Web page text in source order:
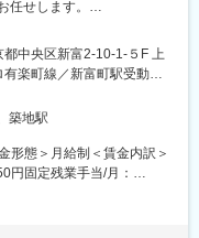
社で購入・所有する経営
とし、ファンドで取得し
から得るリース料を源泉
しい収益モデルを生み出
融業界、運送業界からの
任せします。
上数値の報告など）
対応（メール、電話な
ていただきます）
中央区新富2-10-1-５F 上
楽町線／新富町駅受動喫
築地駅
形態＞月給制＜賃金内訳＞
円固定残業手当/月：